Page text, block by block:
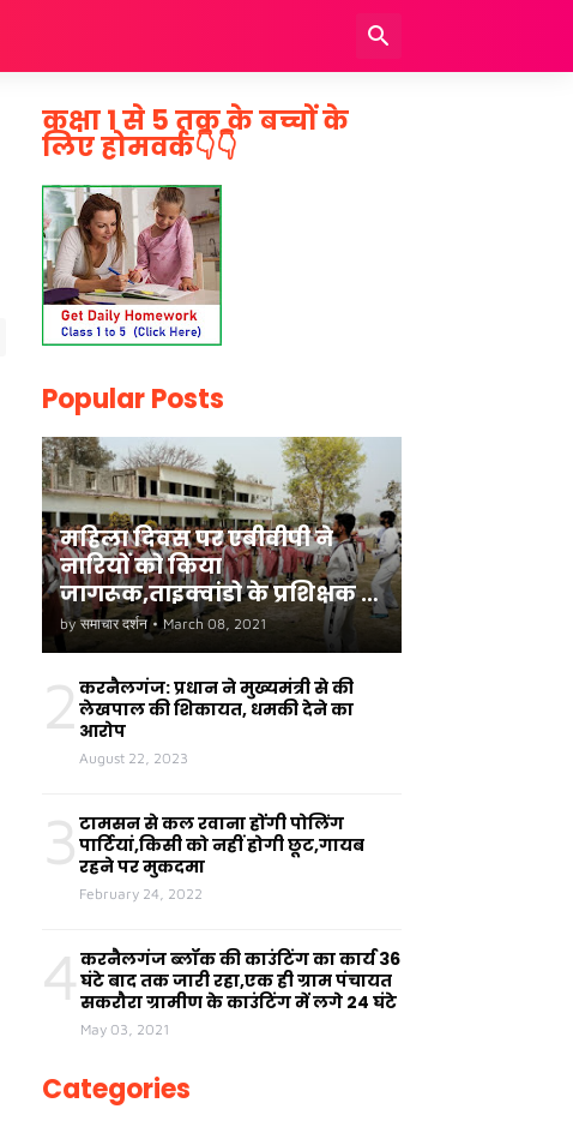
कक्षा 1 से 5 तक के बच्चों के
लिए होमवर्क👇👇
Popular Posts
महिला दिवस पर एबीवीपी ने
नारियों को किया
जागरूक,ताइक्वांडो के प्रशिक्षक ने
छात्राओं को सुरक्षा के टिप्स दिए
by समाचार दर्शन • March 08, 2021
2 करनैलगंज: प्रधान ने मुख्यमंत्री से की
लेखपाल की शिकायत, धमकी देने का
आरोप
August 22, 2023
3 टामसन से कल रवाना होंगी पोलिंग
पार्टियां,किसी को नहीं होगी छूट,गायब
रहने पर मुकदमा
February 24, 2022
4 करनैलगंज ब्लॉक की काउंटिंग का कार्य 36
घंटे बाद तक जारी रहा,एक ही ग्राम पंचायत
सकरौरा ग्रामीण के काउंटिंग में लगे 24 घंटे
May 03, 2021
Categories